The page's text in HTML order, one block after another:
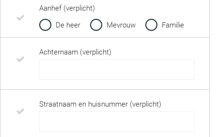
Aanhef (verplicht)
De heer
Mevrouw Familie
Achternaam (verplicht)
Straatnaam en huisnummer (verplicht)